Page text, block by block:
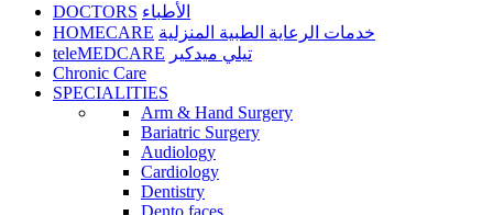
DOCTORS الأطباء
HOMECARE خدمات الرعاية الطبية المنزلية
teleMEDCARE تيلي ميدكير
Chronic Care
SPECIALITIES
Arm & Hand Surgery
Bariatric Surgery
Audiology
Cardiology
Dentistry
Dento faces